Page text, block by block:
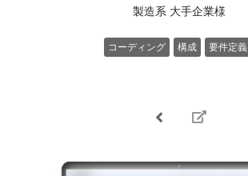
製造系 大手企業様
コーディング 構成 要件定義